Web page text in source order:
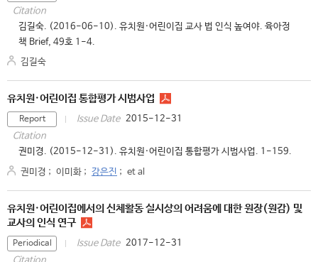
Citation
김길숙. (2016-06-10). 유치원·어린이집 교사 법 인식 높여야. 육아정
책 Brief, 49호 1-4.
김길숙
유치원·어린이집 통합평가 시범사업
Report Issue Date 2015-12-31
Citation
권미경. (2015-12-31). 유치원·어린이집 통합평가 시범사업. 1-159.
권미경 ; 이미화 ; 강은진 ; et al
유치원·어린이집에서의 신체활동 실시상의 어려움에 대한 원장(원감) 및
교사의 인식 연구
Periodical Issue Date 2017-12-31